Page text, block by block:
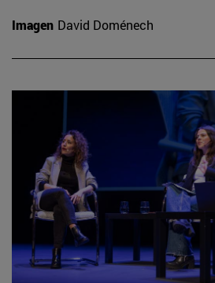
Imagen David Doménech